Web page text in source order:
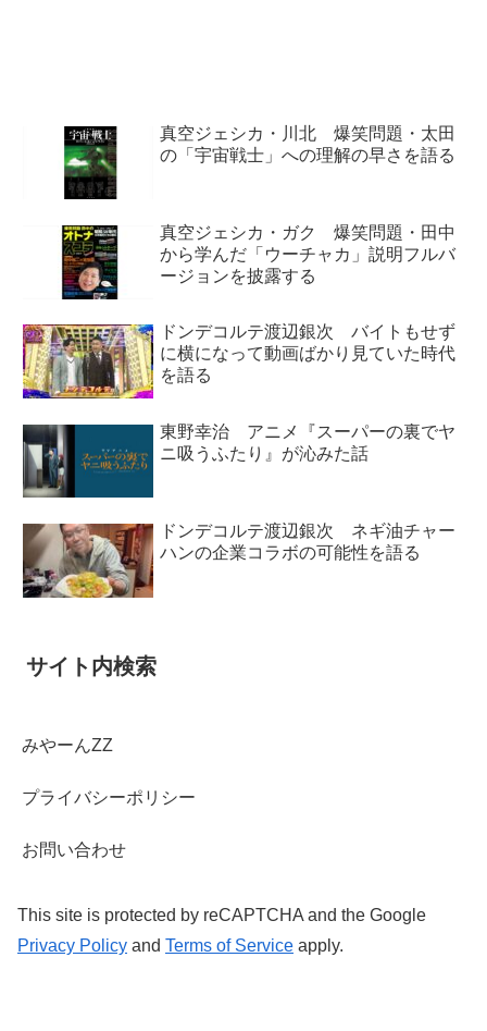
真空ジェシカ・川北 爆笑問題・太田
の「宇宙戦士」への理解の早さを語る
真空ジェシカ・ガク 爆笑問題・田中
から学んだ「ウーチャカ」説明フルバ
ージョンを披露する
ドンデコルテ渡辺銀次 バイトもせず
に横になって動画ばかり見ていた時代
を語る
東野幸治 アニメ『スーパーの裏でヤ
ニ吸うふたり』が沁みた話
ドンデコルテ渡辺銀次 ネギ油チャー
ハンの企業コラボの可能性を語る
サイト内検索
みやーんZZ
プライバシーポリシー
お問い合わせ
This site is protected by reCAPTCHA and the Google
Privacy Policy and Terms of Service apply.